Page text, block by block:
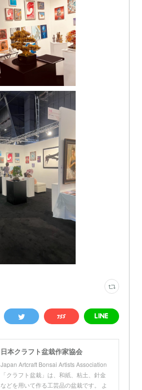
日本クラフト盆栽作家協会
Japan Artcraft Bonsai Artists Association
「クラフト盆栽」は、和紙、粘土、針金
などを用いて作る工芸品の盆栽です。 よ